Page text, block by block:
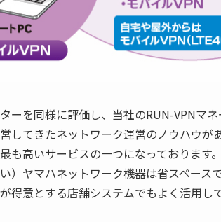
ーを同様に評価し、当社のRUN-VPNマ
してきたネットワーク運営のノウハウ
も高いサービスの一つになっております
）ヤマハネットワーク機器は省スペー
が得意とする店舗システムでもよく活用し